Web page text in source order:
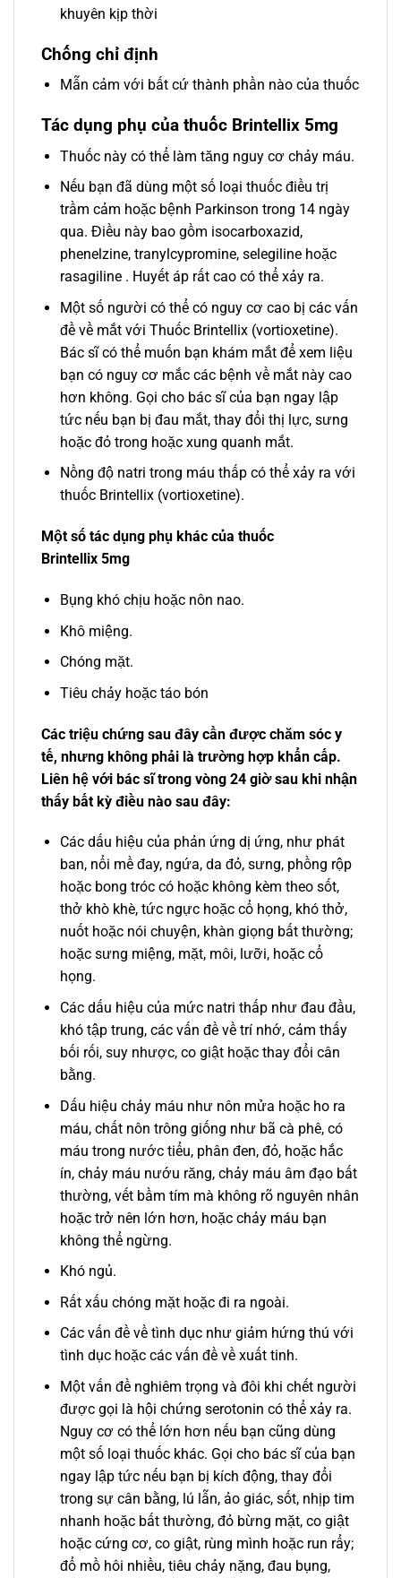
khuyên kịp thời
Chống chỉ định
Mẫn cảm với bất cứ thành phần nào của thuốc
Tác dụng phụ của thuốc Brintellix 5mg
Thuốc này có thể làm tăng nguy cơ chảy máu.
Nếu bạn đã dùng một số loại thuốc điều trị
trầm cảm hoặc bệnh Parkinson trong 14 ngày
qua. Điều này bao gồm isocarboxazid,
phenelzine, tranylcypromine, selegiline hoặc
rasagiline . Huyết áp rất cao có thể xảy ra.
Một số người có thể có nguy cơ cao bị các vấn
đề về mắt với Thuốc Brintellix (vortioxetine).
Bác sĩ có thể muốn bạn khám mắt để xem liệu
bạn có nguy cơ mắc các bệnh về mắt này cao
hơn không. Gọi cho bác sĩ của bạn ngay lập
tức nếu bạn bị đau mắt, thay đổi thị lực, sưng
hoặc đỏ trong hoặc xung quanh mắt.
Nồng độ natri trong máu thấp có thể xảy ra với
thuốc Brintellix (vortioxetine).
Một số tác dụng phụ khác của thuốc
Brintellix 5mg
Bụng khó chịu hoặc nôn nao.
Khô miệng.
Chóng mặt.
Tiêu chảy hoặc táo bón
Các triệu chứng sau đây cần được chăm sóc y
tế, nhưng không phải là trường hợp khẩn cấp.
Liên hệ với bác sĩ trong vòng 24 giờ sau khi nhận
thấy bất kỳ điều nào sau đây:
Các dấu hiệu của phản ứng dị ứng, như phát
ban, nổi mề đay, ngứa, da đỏ, sưng, phồng rộp
hoặc bong tróc có hoặc không kèm theo sốt,
thở khò khè, tức ngực hoặc cổ họng, khó thở,
nuốt hoặc nói chuyện, khàn giọng bất thường;
hoặc sưng miệng, mặt, môi, lưỡi, hoặc cổ
họng.
Các dấu hiệu của mức natri thấp như đau đầu,
khó tập trung, các vấn đề về trí nhớ, cảm thấy
bối rối, suy nhược, co giật hoặc thay đổi cân
bằng.
Dấu hiệu chảy máu như nôn mửa hoặc ho ra
máu, chất nôn trông giống như bã cà phê, có
máu trong nước tiểu, phân đen, đỏ, hoặc hắc
ín, chảy máu nướu răng, chảy máu âm đạo bất
thường, vết bầm tím mà không rõ nguyên nhân
hoặc trở nên lớn hơn, hoặc chảy máu bạn
không thể ngừng.
Khó ngủ.
Rất xấu chóng mặt hoặc đi ra ngoài.
Các vấn đề về tình dục như giảm hứng thú với
tình dục hoặc các vấn đề về xuất tinh.
Một vấn đề nghiêm trọng và đôi khi chết người
được gọi là hội chứng serotonin có thể xảy ra.
Nguy cơ có thể lớn hơn nếu bạn cũng dùng
một số loại thuốc khác. Gọi cho bác sĩ của bạn
ngay lập tức nếu bạn bị kích động, thay đổi
trong sự cân bằng, lú lẫn, ảo giác, sốt, nhịp tim
nhanh hoặc bất thường, đỏ bừng mặt, co giật
hoặc cứng cơ, co giật, rùng mình hoặc run rẩy;
đổ mồ hôi nhiều, tiêu chảy nặng, đau bụng,